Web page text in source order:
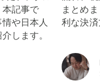
記事で
や日本人
します。
まとめ
利な決済